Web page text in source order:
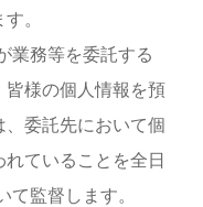
。
業務等を委託する
様の個人情報を預
委託先において個
ていることを全日
監督します。